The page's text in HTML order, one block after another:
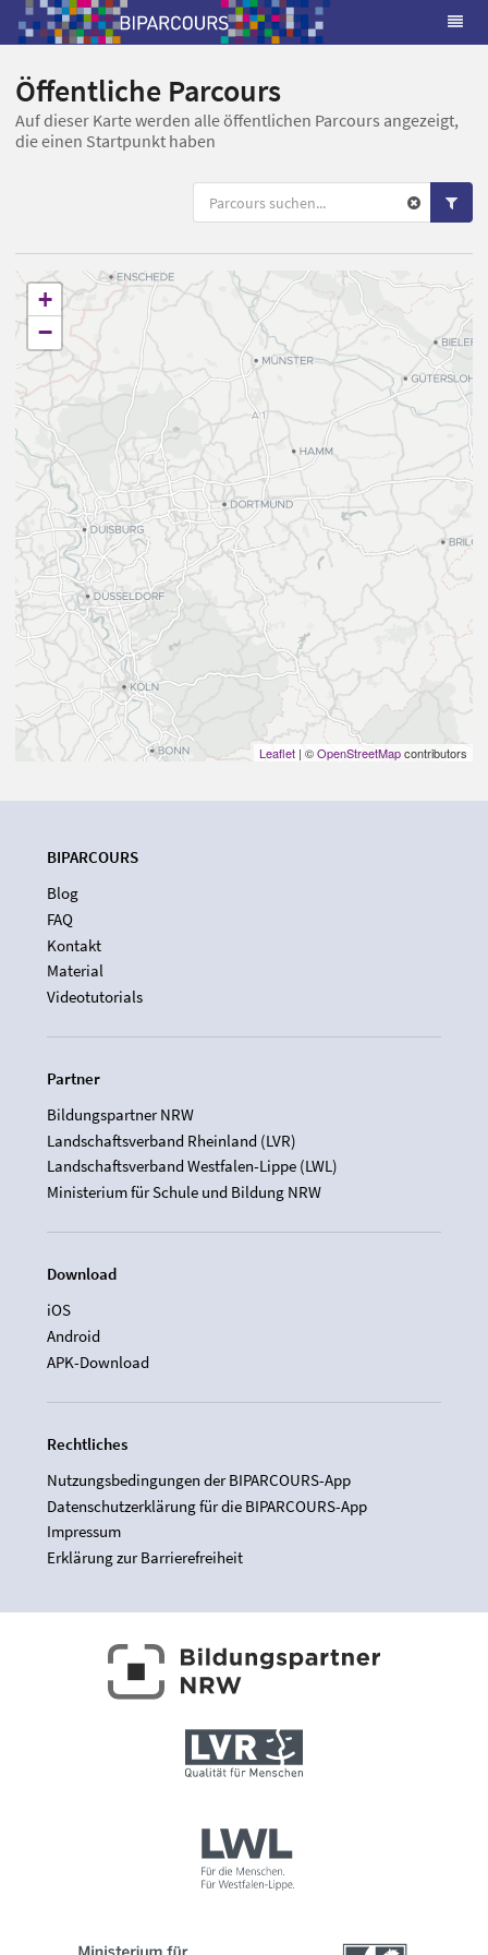
Öffentliche Parcours
Auf dieser Karte werden alle öffentlichen Parcours angezeigt,
die einen Startpunkt haben
+
−
Leaflet | ©OpenStreetMapcontributors
BIPARCOURS
Blog
FAQ
Kontakt
Material
Videotutorials
Partner
Bildungspartner NRW
Landschaftsverband Rheinland (LVR)
Landschaftsverband Westfalen-Lippe (LWL)
Ministerium für Schule und Bildung NRW
Download
iOS
Android
APK-Download
Rechtliches
Nutzungsbedingungen der BIPARCOURS-App
Datenschutzerklärung für die BIPARCOURS-App
Impressum
Erklärung zur Barrierefreiheit